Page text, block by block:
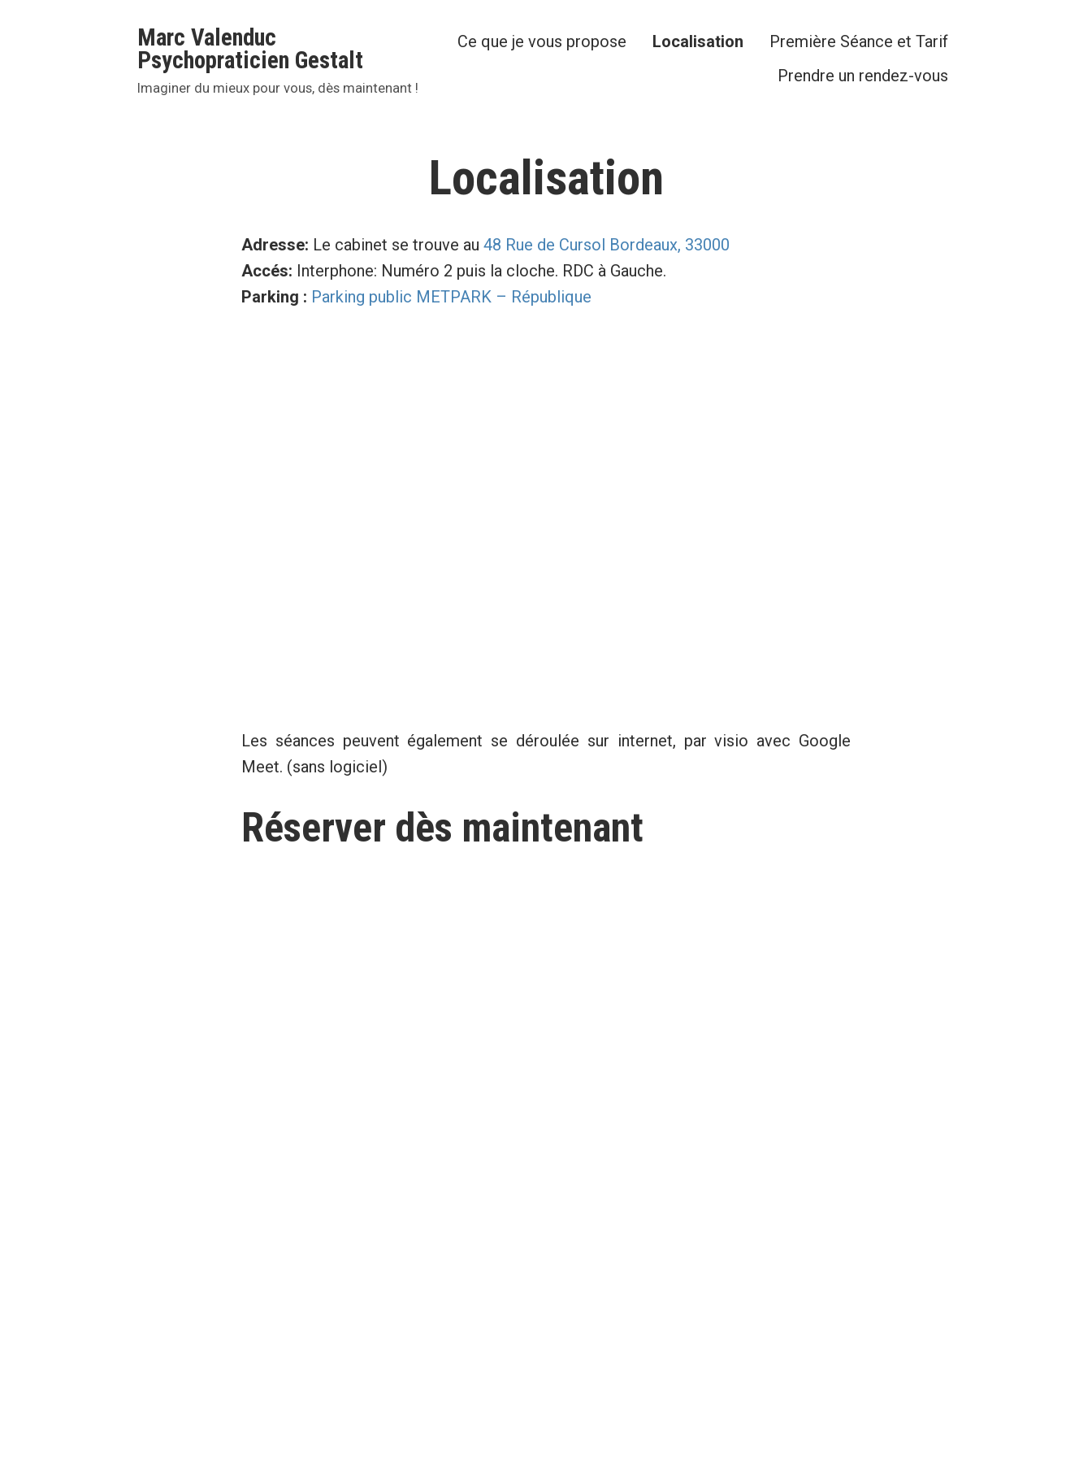
Marc Valenduc
Psychopraticien Gestalt
Imaginer du mieux pour vous, dès maintenant !
Ce que je vous propose Localisation
Première Séance et Tarif
Prendre un rendez-vous
Localisation
Adresse: Le cabinet se trouve au 48 Rue de Cursol Bordeaux, 33000
Accés: Interphone: Numéro 2 puis la cloche. RDC à Gauche.
Parking : Parking public METPARK – République
Les séances peuvent également se déroulée sur internet, par visio avec Google
Meet. (sans logiciel)
Réserver dès maintenant